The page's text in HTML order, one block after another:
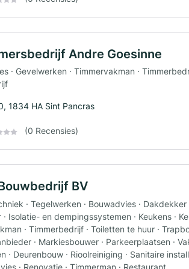
Andre Goesinne
· Gevelwerken · Timmervakman ·
1834 HA Sint Pancras
(0 Recensies)
BV
· Tegelwerken · Bouwadvies ·
Isolatie- en dempingssystemen · Keukens ·
· Timmerbedrijf · Toiletten te huur ·
· Markiesbouwer · Parkeerplaatsen ·
· Deurenbouw · Rioolreiniging · Sanitaire
· Renovatie · Timmerman · Restaurant